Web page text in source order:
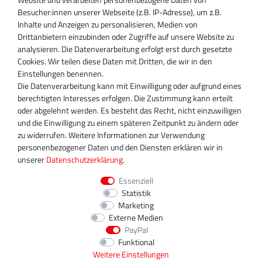
Inhaber:
Magnos Turbosystems GmbH
Miraustraße 27-29
D-13509 Berlin
+49 30 340 606 740
+49 30 340 606 740
+49 30 340 606 745
info@turboservice24.de
Aktuelle Öffnungszeiten
Mo-Fr: 08:00 Uhr - 18:00 Uhr
Sa: geschlossen
Besucher:innen unserer Webseite (z.B. IP-Adresse), um z.B.
Inhalte und Anzeigen zu personalisieren, Medien von
Drittanbietern einzubinden oder Zugriffe auf unsere Website zu
analysieren. Die Datenverarbeitung erfolgt erst durch gesetzte
Cookies. Wir teilen diese Daten mit Dritten, die wir in den
Einstellungen benennen.
Die Datenverarbeitung kann mit Einwilligung oder aufgrund eines
berechtigten Interesses erfolgen. Die Zustimmung kann erteilt
oder abgelehnt werden. Es besteht das Recht, nicht einzuwilligen
und die Einwilligung zu einem späteren Zeitpunkt zu ändern oder
zu widerrufen. Weitere Informationen zur Verwendung
personenbezogener Daten und den Diensten erklären wir in
unsererDaten­schutz­erklärung.
Essenziell
Statistik
Marketing
Externe Medien
PayPal
Funktional
Weitere Einstellungen